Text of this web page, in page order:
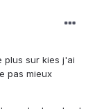
plus sur kies j'ai
pas mieux